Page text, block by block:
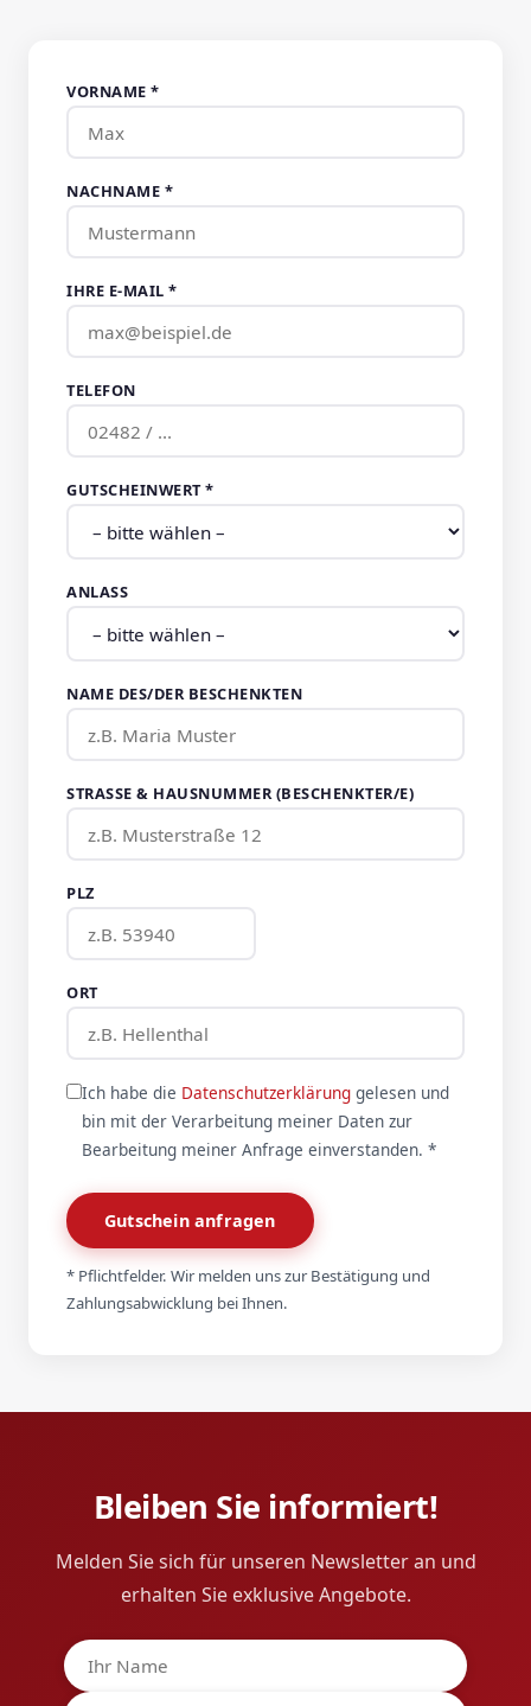
VORNAME *
NACHNAME *
IHRE E-MAIL *
TELEFON
GUTSCHEINWERT *
ANLASS
NAME DES/DER BESCHENKTEN
STRASSE & HAUSNUMMER (BESCHENKTER/E)
PLZ
ORT
Ich habe die Datenschutzerklärung gelesen und
bin mit der Verarbeitung meiner Daten zur
Bearbeitung meiner Anfrage einverstanden. *
Gutschein anfragen
* Pflichtfelder. Wir melden uns zur Bestätigung und
Zahlungsabwicklung bei Ihnen.
Bleiben Sie informiert!
Melden Sie sich für unseren Newsletter an und
erhalten Sie exklusive Angebote.